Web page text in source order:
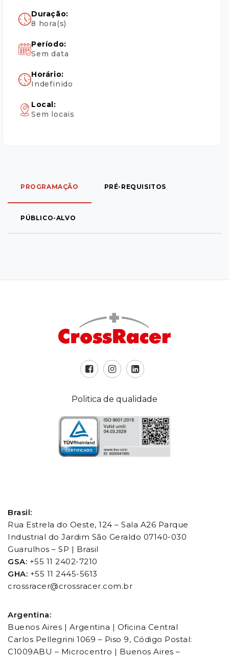
Duração:
8 hora(s)
Período:
Sem data
Horário:
Indefinido
Local:
Sem locais
PROGRAMAÇÃO PRÉ-REQUISITOS
PÚBLICO-ALVO
Politica de qualidade
Brasil:
Rua Estrela do Oeste, 124 – Sala A26 Parque
Industrial do Jardim São Geraldo 07140-030
Guarulhos – SP | Brasil
GSA: +55 11 2402-7210
GHA: +55 11 2445-5613
crossracer@crossracer.com.br
Argentina:
Buenos Aires | Argentina | Oficina Central
Carlos Pellegrini 1069 – Piso 9, Código Postal:
C1009ABU – Microcentro | Buenos Aires –